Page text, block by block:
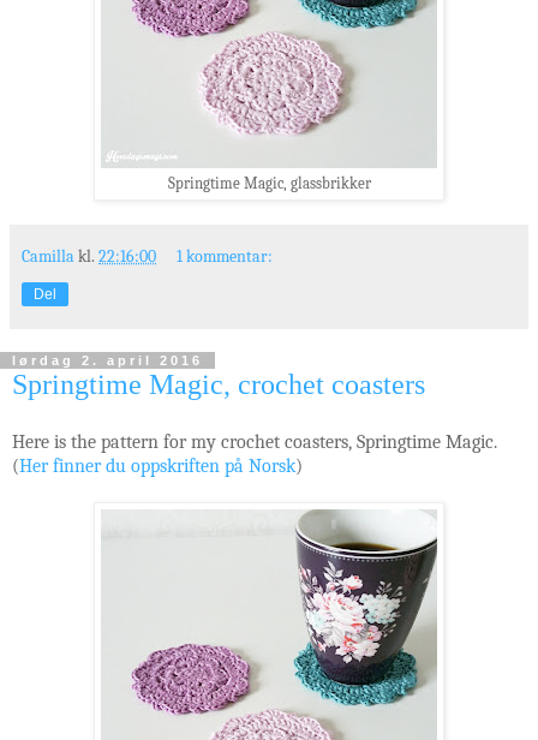
Springtime Magic, glassbrikker
Camillakl. 22:16:00 1 kommentar:
Del
lørdag 2. april 2016
Springtime Magic, crochet coasters
Here is the pattern for my crochet coasters, Springtime Magic.
(Her finner du oppskriften på Norsk)